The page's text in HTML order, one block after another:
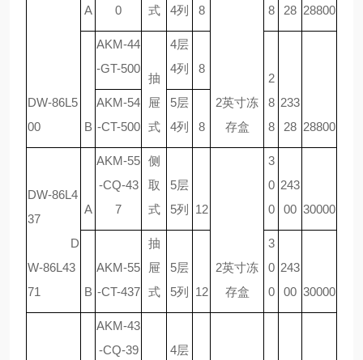
DW-86L5
00
A
式
2英寸冻
存盒
8
28 28800
0
4列
8
B
AKM-44
-GT-500
抽
屉
式
4层
4列
8
2
8
8
233
28 28800
AKM-54
-CT-500
5层
4列
8
DW-86L4
37
D
W-86L43
71
A
AKM-55
-CQ-43
7
侧
取
式
5层
5列
12
2英寸冻
存盒
3
0
0
243
00 30000
B
AKM-55
-CT-437
抽
屉
式
5层
5列
12
3
0
0
243
00 30000
AKM-43
-CQ-39
4层